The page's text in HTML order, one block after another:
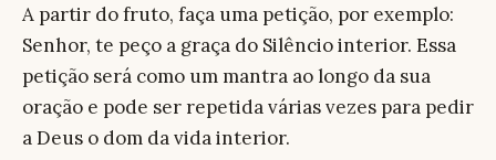
A partir do fruto, faça uma petição, por exemplo:
Senhor, te peço a graça do Silêncio interior. Essa
petição será como um mantra ao longo da sua
oração e pode ser repetida várias vezes para pedir
a Deus o dom da vida interior.